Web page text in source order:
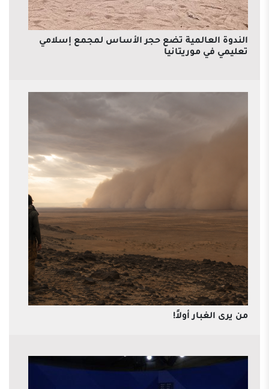
الندوة العالمية تضع حجر الأساس لمجمع إسلامي
تعليمي في موريتانيا
من يرى الغبار أولاً!